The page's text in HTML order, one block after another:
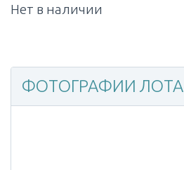
Нет в наличии
ФОТОГРАФИИ ЛОТА